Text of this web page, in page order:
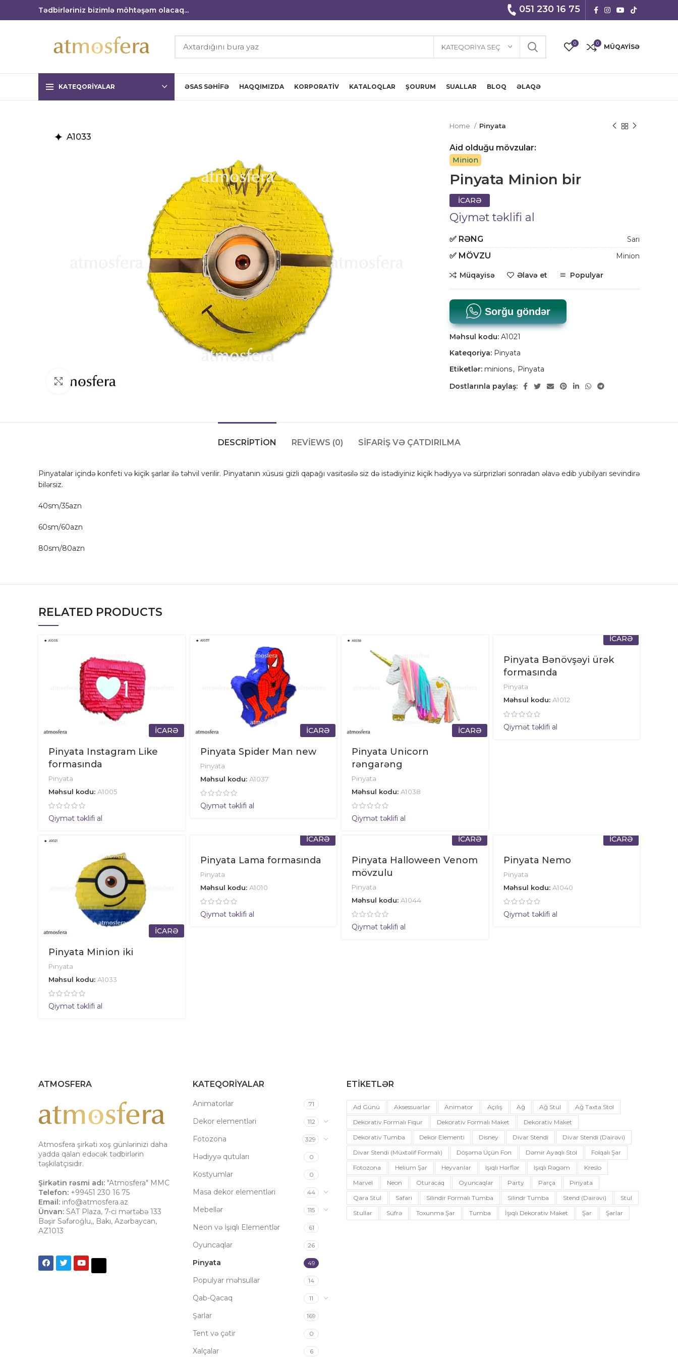
Tədbirləriniz bizimlə möhtəşəm olacaq... 051 230 16 75
KATEQORIYA SEÇ 0 0 MÜQAYISƏ
KATEQORIYALAR ƏSAS SƏHIFƏ HAQQIMIZDA KORPORATIV KATALOQLAR ŞOURUM SUALLAR BLOQ ƏLAQƏ
Click to enlarge
Home Pinyata
Aid olduğu mövzular:
Minion
Pinyata Minion bir
İCARƏ
Qiymət təklifi al
✅ RƏNG Sarı
✅ MÖVZU Minion
Müqayisə Əlavə et Populyar
Sorğu göndər
Məhsul kodu: A1021
Kateqoriya: Pinyata
Etiketlər: minions, Pinyata
Dostlarınla paylaş:
DESCRIPTION REVIEWS (0) SIFARIŞ VƏ ÇATDIRILMA
Pinyatalar içində konfeti və kiçik şarlar ilə təhvil verilir. Pinyatanın xüsusi gizli qapağı vasitəsilə siz də istədiyiniz kiçik hədiyyə və sürprizləri sonradan əlavə edib yubilyarı sevindirə
bilərsiz.
40sm/35azn
60sm/60azn
80sm/80azn
RELATED PRODUCTS
İCARƏ
Pinyata Instagram Like
formasında
Pinyata
Məhsul kodu: A1005
Qiymət təklifi al
İCARƏ
Pinyata Spider Man new
Pinyata
Məhsul kodu: A1037
Qiymət təklifi al
İCARƏ
Pinyata Unicorn
rəngarəng
Pinyata
Məhsul kodu: A1038
Qiymət təklifi al
İCARƏ
Pinyata Bənövşəyi ürək
formasında
Pinyata
Məhsul kodu: A1012
Qiymət təklifi al
İCARƏ
Pinyata Minion iki
Pinyata
Məhsul kodu: A1033
Qiymət təklifi al
İCARƏ
Pinyata Lama formasında
Pinyata
Məhsul kodu: A1010
Qiymət təklifi al
İCARƏ
Pinyata Halloween Venom
mövzulu
Pinyata
Məhsul kodu: A1044
Qiymət təklifi al
İCARƏ
Pinyata Nemo
Pinyata
Məhsul kodu: A1040
Qiymət təklifi al
ATMOSFERA
Atmosfera şirkəti xoş günlərinizi daha
yadda qalan edəcək tədbirlərin
təşkilatçısıdır.
Şirkətin rəsmi adı: "Atmosfera" MMC
Telefon: +99451 230 16 75
Email: info@atmosfera.az
Ünvan: SAT Plaza, 7-ci mərtəbə 133
Bəşir Səfəroğlu,, Bakı, Azərbaycan,
AZ1013
KATEQORIYALAR
Animatorlar 71
Dekor elementləri 112
Fotozona 329
Hədiyyə qutuları 0
Kostyumlar 0
Masa dekor elementləri 44
Mebellər 115
Neon və İşıqlı Elementlər 61
Oyuncaqlar 26
Pinyata 49
Populyar məhsullar 14
Qab-Qacaq 11
Şarlar 169
Tent və çətir 0
Xalçalar 6
ETIKETLƏR
Ad Günü Aksessuarlar Animator Açılış Ağ Ağ Stul
Ağ Taxta Stol
Dekorativ Formalı Fiqur
Dekorativ Formalı Maket
Dekorativ Maket
Dekorativ Tumba
Dekor Elementi Disney Divar Stendi
Divar Stendi (dairəvi)
Divar Stendi (müxtəlif Formalı)
Döşəmə Üçün Fon Dəmir Ayaqlı Stol
Folqalı Şar
Fotozona
Helium Şar Heyvanlar Işıqlı Hərflər Işıqlı Rəgəm
Kreslo
Marvel
Neon Oturacaq Oyuncaqlar Party Parça
Pinyata
Qara Stul
Safari Silindir Formalı Tumba Silindr Tumba Stend (dairəvi)
Stul
Stullar
Süfrə Toxunma Şar Tumba İşıqlı Dekorativ Maket Şar Şarlar